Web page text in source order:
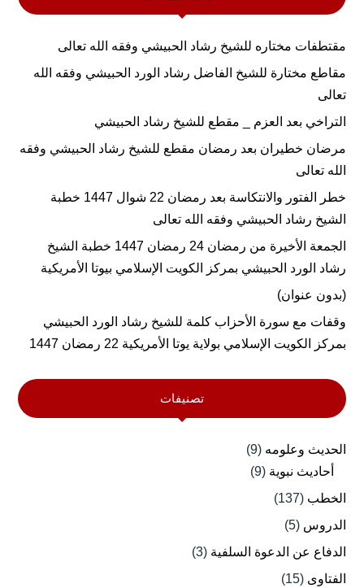
مقتطفات مختاره للشيخ رشاد الحبيشي وفقه الله تعالى
مقاطع مختارة للشيخ الفاضل رشاد الورد الحبيشي وفقه الله
تعالى
التراخي بعد العزم _ مقطع للشيخ رشاد الحبيشي
مرضان خطيران بعد رمضان مقطع للشيخ رشاد الحبيشي وفقه
الله تعالى
خطر الفتور والانتكاسة بعد رمضان 22 شوال 1447 خطبة
الشيخ رشاد الحبيشي وفقه الله تعالى
الجمعة الأخيرة من رمضان 24 رمضان 1447 خطبة الشيخ
رشاد الورد الحبيشي بمركز الكويت الإسلامي بيوتا الأمريكية
(بدون عنوان)
وقفات مع سورة الأحزاب كلمة للشيخ رشاد الورد الحبيشي
بمركز الكويت الإسلامي بولاية يوتا الأمريكية 22 رمضان 1447
تصنيفات
الحديث وعلومه (9)
أحاديث نبوية (9)
الخطب (137)
الدروس (5)
الدفاع عن الدعوة السلفية (3)
الفتاوى (15)